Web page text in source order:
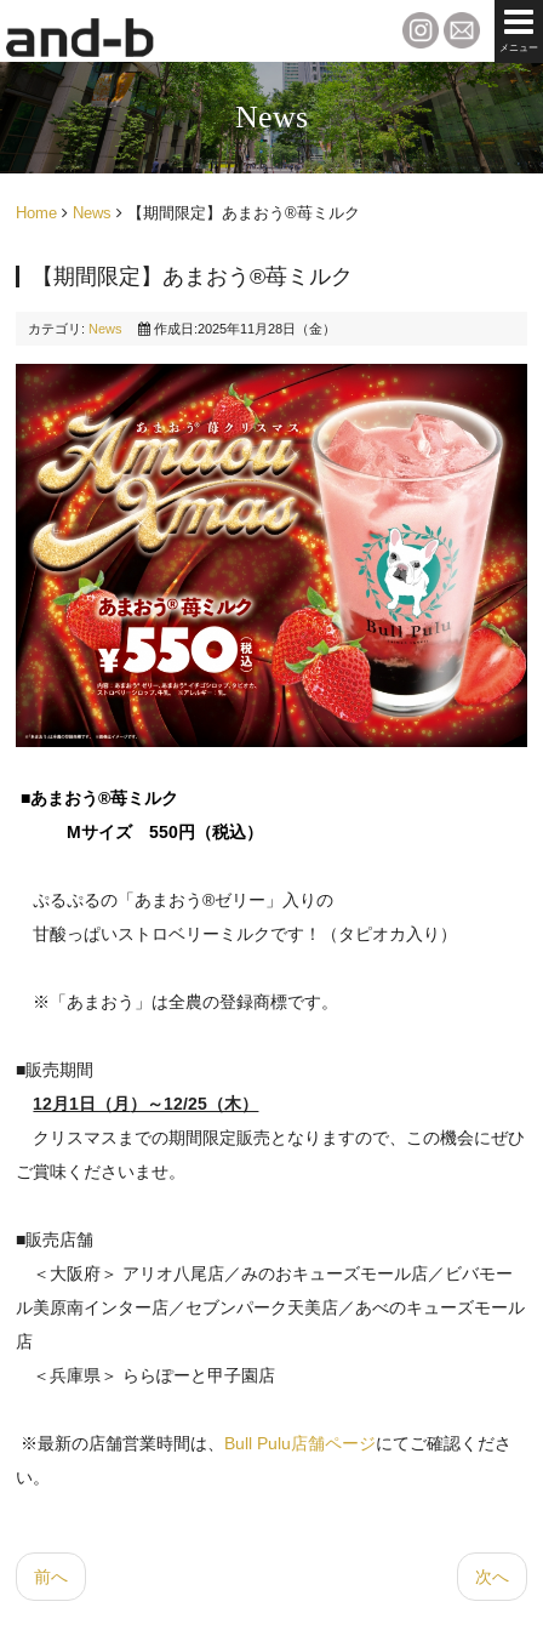
メニュー
News
Home News 【期間限定】あまおう®苺ミルク
【期間限定】あまおう®苺ミルク
カテゴリ: News 作成日:2025年11月28日（金）
■あまおう®苺ミルク
Mサイズ 550円（税込）
ぷるぷるの「あまおう®ゼリー」入りの
甘酸っぱいストロベリーミルクです！（タピオカ入り）
※「あまおう」は全農の登録商標です。
■販売期間
12月1日（月 ）～12/25（木）
クリスマスまでの期間限定販売となりますので、この機会にぜひ
ご賞味くださいませ。
■販売店舗
＜大阪府＞ アリオ八尾店／みのおキューズモール店／ビバモー
ル美原南インター店／セブンパーク天美店／あべのキューズモール
店
＜兵庫県＞ ららぽーと甲子園店
※最新の店舗営業時間は、 Bull Pulu店舗ページにてご確認くださ
い。
前へ 次へ